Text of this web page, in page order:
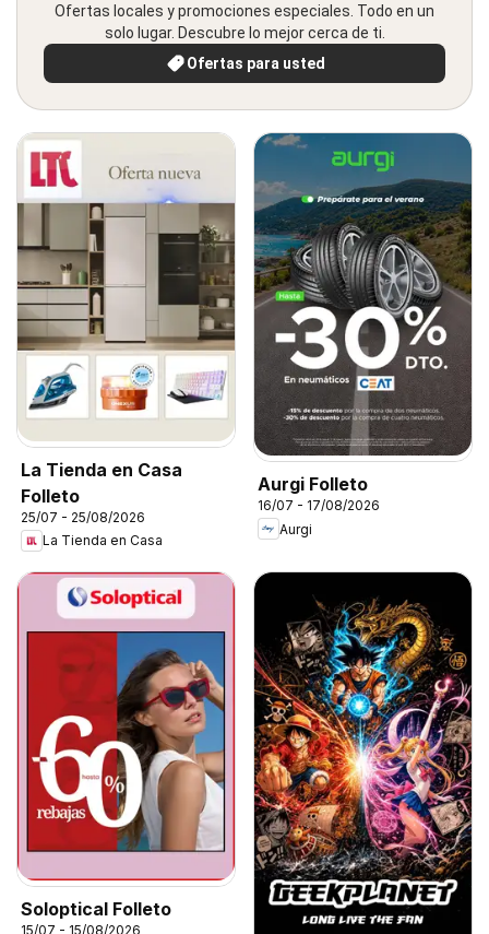
Ofertas locales y promociones especiales. Todo en un
solo lugar. Descubre lo mejor cerca de ti.
Ofertas para usted
La Tienda en Casa
Folleto
25/07 - 25/08/2026
La Tienda en Casa
Aurgi Folleto
16/07 - 17/08/2026
Aurgi
Soloptical Folleto
15/07 - 15/08/2026